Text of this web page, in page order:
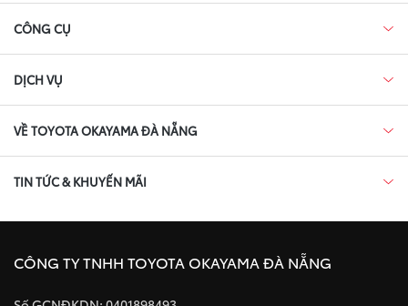
CÔNG CỤ
DỊCH VỤ
VỀ TOYOTA OKAYAMA ĐÀ NẴNG
TIN TỨC & KHUYẾN MÃI
CÔNG TY TNHH TOYOTA OKAYAMA ĐÀ NẴNG